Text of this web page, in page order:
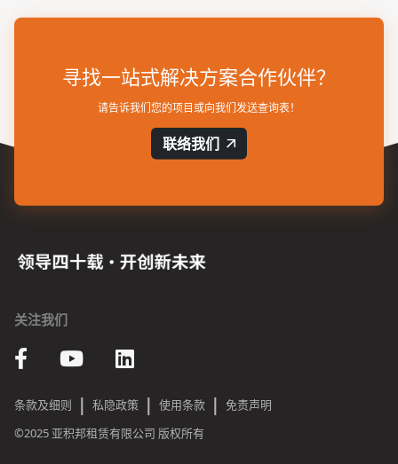
寻找一站式解决方案合作伙伴？
请告诉我们您的项目或向我们发送查询表！
联络我们
关注我们
条款及细则 | 私隐政策 | 使用条款 | 免责声明
©2025 亚积邦租赁有限公司 版权所有